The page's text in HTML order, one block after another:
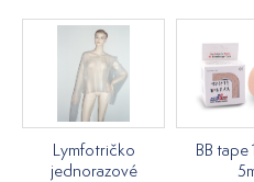
Lymfotričko
jednorazové
BB tape